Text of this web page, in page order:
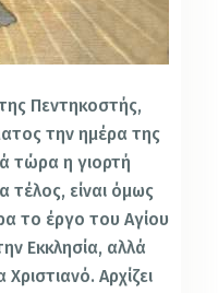
Πεντηκοστής,
την ημέρα της
τώρα η γιορτή
τέλος, είναι όμως
το έργο του Αγίου
Εκκλησία, αλλά
Αρχίζει